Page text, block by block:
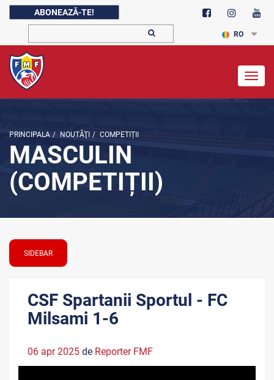
ABONEAZĂ-TE!
RO
PRINCIPALA / NOUTĂŢI / COMPETIȚII
MASCULIN
(COMPETIȚII)
SIDEBAR
CSF Spartanii Sportul - FC
Milsami 1-6
06 apr 2025 de Reporter FMF